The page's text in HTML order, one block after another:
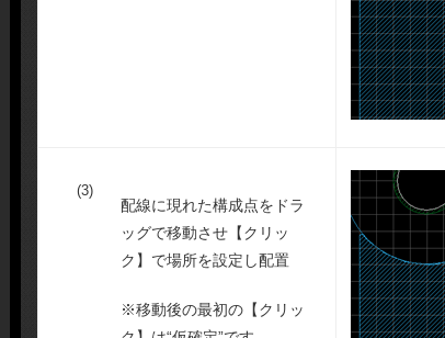
(3)
配線に現れた構成点をドラ
ッグで移動させ【クリッ
ク】で場所を設定し配置
※移動後の最初の【クリッ